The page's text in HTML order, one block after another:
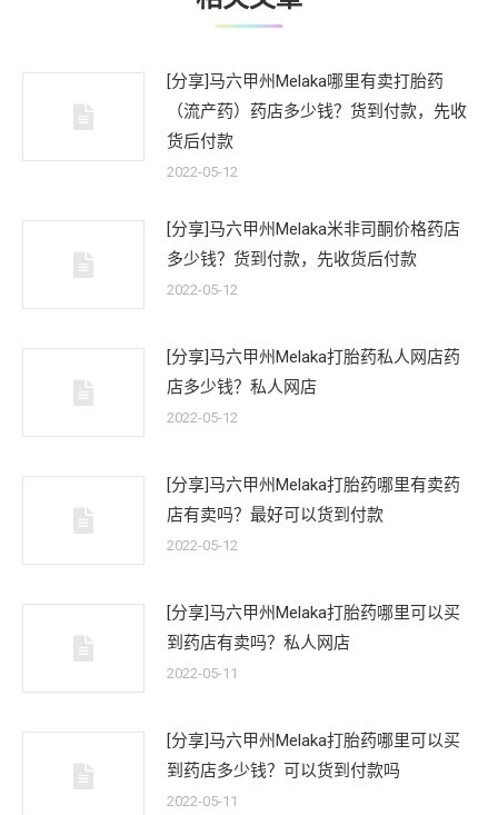
[分享]马六甲州Melaka哪里有卖打胎药
（流产药）药店多少钱？货到付款，先收
货后付款
2022-05-12
[分享]马六甲州Melaka米非司酮价格药店
多少钱？货到付款，先收货后付款
2022-05-12
[分享]马六甲州Melaka打胎药私人网店药
店多少钱？私人网店
2022-05-12
[分享]马六甲州Melaka打胎药哪里有卖药
店有卖吗？最好可以货到付款
2022-05-12
[分享]马六甲州Melaka打胎药哪里可以买
到药店有卖吗？私人网店
2022-05-11
[分享]马六甲州Melaka打胎药哪里可以买
到药店多少钱？可以货到付款吗
2022-05-11